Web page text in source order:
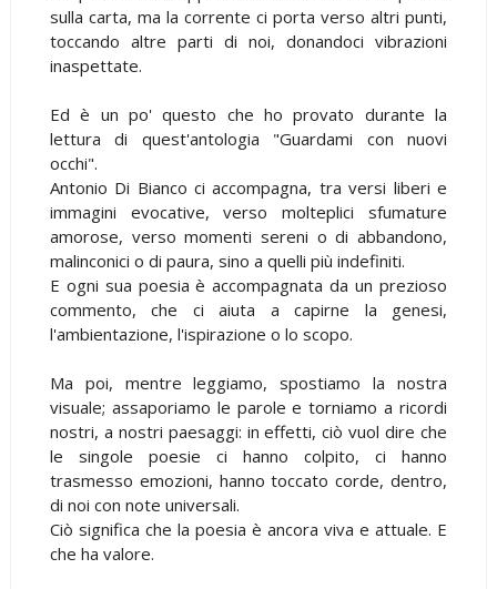
sulla carta, ma la corrente ci porta verso altri punti,
toccando altre parti di noi, donandoci vibrazioni
inaspettate.
Ed è un po' questo che ho provato durante la
lettura di quest'antologia "Guardami con nuovi
occhi".
Antonio Di Bianco ci accompagna, tra versi liberi e
immagini evocative, verso molteplici sfumature
amorose, verso momenti sereni o di abbandono,
malinconici o di paura, sino a quelli più indefiniti.
E ogni sua poesia è accompagnata da un prezioso
commento, che ci aiuta a capirne la genesi,
l'ambientazione, l'ispirazione o lo scopo.
Ma poi, mentre leggiamo, spostiamo la nostra
visuale; assaporiamo le parole e torniamo a ricordi
nostri, a nostri paesaggi: in effetti, ciò vuol dire che
le singole poesie ci hanno colpito, ci hanno
trasmesso emozioni, hanno toccato corde, dentro,
di noi con note universali.
Ciò significa che la poesia è ancora viva e attuale. E
che ha valore.